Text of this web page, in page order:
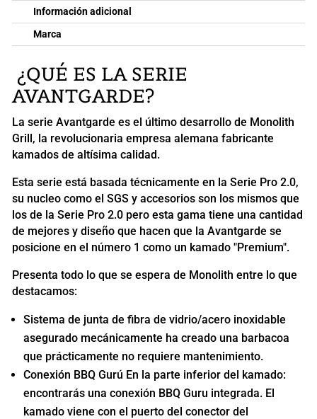
Información adicional
Marca
¿QUÉ ES LA SERIE
AVANTGARDE?
La serie Avantgarde es el último desarrollo de Monolith
Grill, la revolucionaria empresa alemana fabricante
kamados de altísima calidad.
Esta serie está basada técnicamente en la Serie Pro 2.0,
su nucleo como el SGS y accesorios son los mismos que
los de la Serie Pro 2.0 pero esta gama tiene una cantidad
de mejores y diseño que hacen que la Avantgarde se
posicione en el número 1 como un kamado "Premium".
Presenta todo lo que se espera de Monolith entre lo que
destacamos:
Sistema de junta de fibra de vidrio/acero inoxidable
asegurado mecánicamente ha creado una barbacoa
que prácticamente no requiere mantenimiento.
Conexión BBQ Gurú En la parte inferior del kamado:
encontrarás una conexión BBQ Guru integrada. El
kamado viene con el puerto del conector del